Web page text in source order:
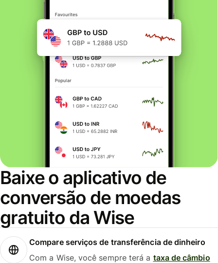
Baixe o aplicativo de
conversão de moedas
gratuito da Wise
Compare serviços de transferência de dinheiro
Com a Wise, você sempre terá a taxa de câmbio